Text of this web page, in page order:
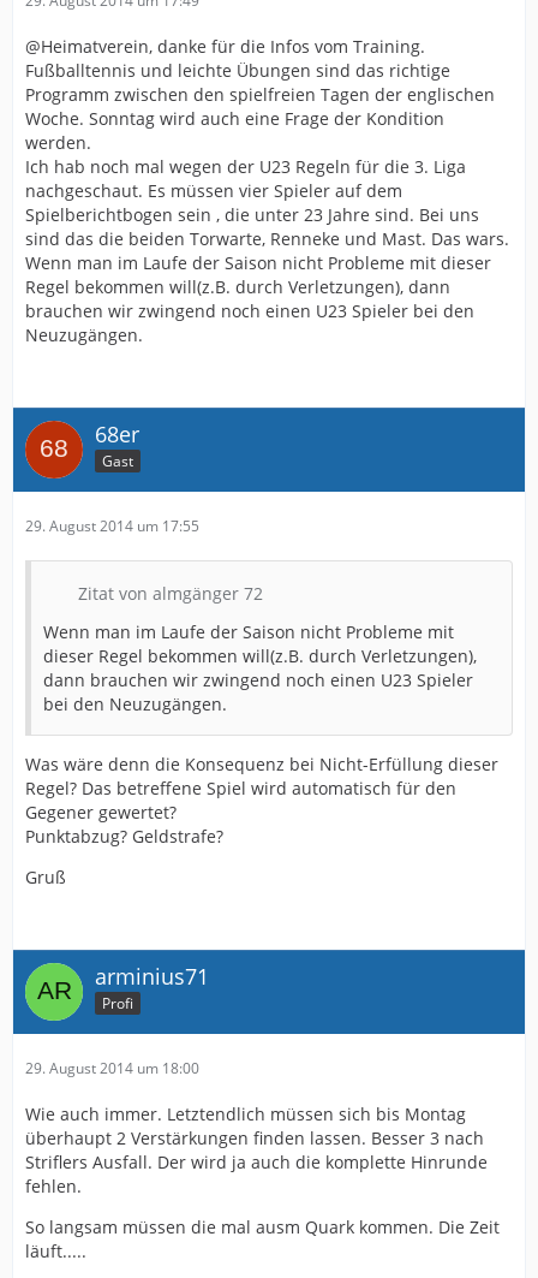
@Heimatverein, danke für die Infos vom Training.
Fußballtennis und leichte Übungen sind das richtige
Programm zwischen den spielfreien Tagen der englischen
Woche. Sonntag wird auch eine Frage der Kondition
werden.
Ich hab noch mal wegen der U23 Regeln für die 3. Liga
nachgeschaut. Es müssen vier Spieler auf dem
Spielberichtbogen sein , die unter 23 Jahre sind. Bei uns
sind das die beiden Torwarte, Renneke und Mast. Das wars.
Wenn man im Laufe der Saison nicht Probleme mit dieser
Regel bekommen will(z.B. durch Verletzungen), dann
brauchen wir zwingend noch einen U23 Spieler bei den
Neuzugängen.
68er
Gast
29. August 2014 um 17:55
Zitat von almgänger 72
Wenn man im Laufe der Saison nicht Probleme mit
dieser Regel bekommen will(z.B. durch Verletzungen),
dann brauchen wir zwingend noch einen U23 Spieler
bei den Neuzugängen.
Was wäre denn die Konsequenz bei Nicht-Erfüllung dieser
Regel? Das betreffene Spiel wird automatisch für den
Gegener gewertet?
Punktabzug? Geldstrafe?
Gruß
arminius71
Profi
29. August 2014 um 18:00
Wie auch immer. Letztendlich müssen sich bis Montag
überhaupt 2 Verstärkungen finden lassen. Besser 3 nach
Striflers Ausfall. Der wird ja auch die komplette Hinrunde
fehlen.
So langsam müssen die mal ausm Quark kommen. Die Zeit
läuft.....